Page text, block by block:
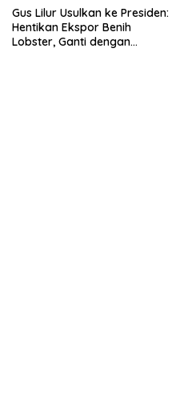
Gus Lilur Usulkan ke Presiden:
Hentikan Ekspor Benih
Lobster, Ganti dengan